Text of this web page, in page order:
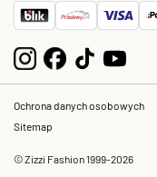
Ochrona danych osobowych
Sitemap
© Zizzi Fashion 1999-2026